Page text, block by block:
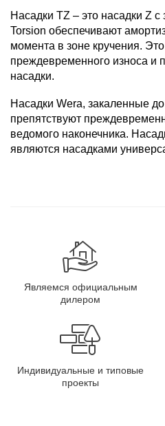
Насадки TZ – это насадки Z
Torsion обеспечивают
момента в зоне кручения.
преждевременного износа и
насадки.
Насадки Wera, закаленные
препятствуют
ведомого наконечника.
являются насадками
Являемся официальным
дилером
Индивидуальные и типовые
проекты